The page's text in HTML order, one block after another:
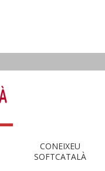
CONEIXEU
SOFTCATALÀ